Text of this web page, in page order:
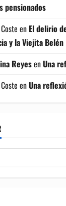
pensionados
en El delirio
y la Viejita Belén
ReyesenUna
enUna